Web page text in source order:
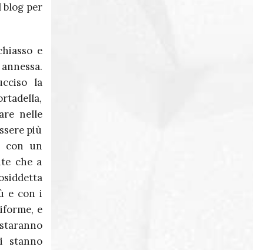
blog per
e
la
nelle
più
con un
che a
e con i
e
stanno